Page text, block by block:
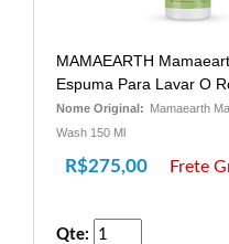
MAMAEARTH
Espuma Para Lavar O
Nome Original: Mamaearth
Wash 150 Ml
R$275,00 Frete
Qte: